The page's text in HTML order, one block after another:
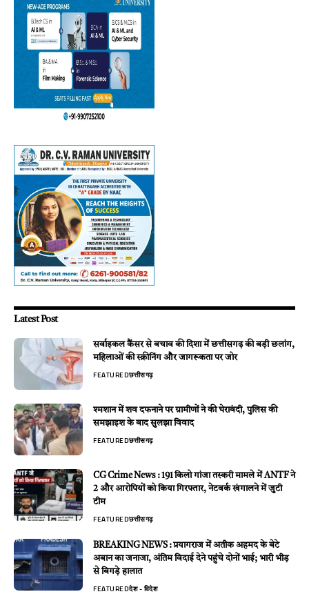
Latest Post
सर्वाइकल कैंसर से बचाव की दिशा में छत्तीसगढ़ की बड़ी छलांग,
महिलाओं की स्क्रीनिंग और जागरूकता पर जोर
FEATUREDछत्तीसगढ़
श्मशान में शव दफनाने पर ग्रामीणों ने की घेराबंदी, पुलिस की
समझाइश के बाद सुलझा विवाद
FEATUREDछत्तीसगढ़
CG Crime News : 191 किलो गांजा तस्करी मामले में ANTF ने
2 और आरोपियों को किया गिरफ्तार, नेटवर्क खंगालने में जुटी
टीम
FEATUREDछत्तीसगढ़
BREAKING NEWS : प्रयागराज में अतीक अहमद के बेटे
अबान का जनाजा, अंतिम विदाई देने पहुंचे दोनों भाई; भारी भीड़
से बिगड़े हालात
FEATUREDदेश - विदेश